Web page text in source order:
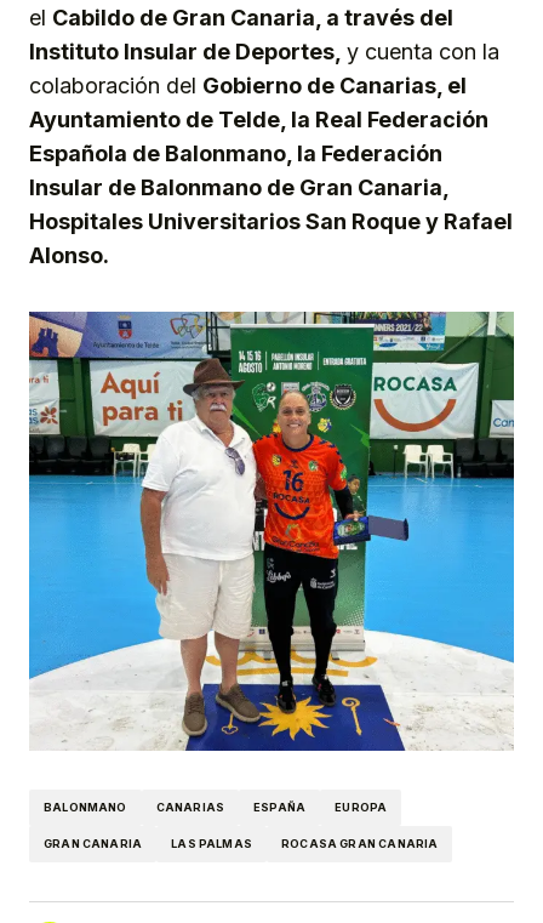
el Cabildo de Gran Canaria, a través del
Instituto Insular de Deportes, y cuenta con la
colaboración del Gobierno de Canarias, el
Ayuntamiento de Telde, la Real Federación
Española de Balonmano, la Federación
Insular de Balonmano de Gran Canaria,
Hospitales Universitarios San Roque y Rafael
Alonso.
BALONMANO CANARIAS ESPAÑA EUROPA
GRAN CANARIA LAS PALMAS ROCASA GRAN CANARIA